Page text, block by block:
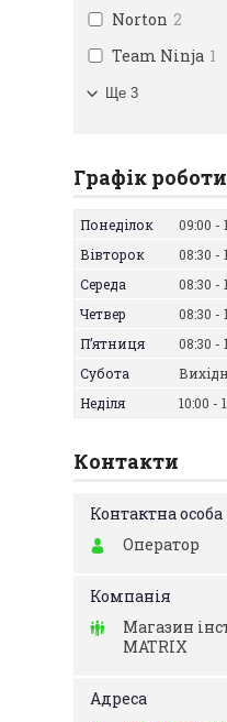
Norton 2
Team Ninja 1
Ще 3
Графік роботи
Понеділок 09:00
Вівторок
08:30
Середа
08:30
Четвер
08:30
Пʼятниця
08:30
Субота
Неділя
10:00
Контакти
Оператор
Магазин
MATRIX